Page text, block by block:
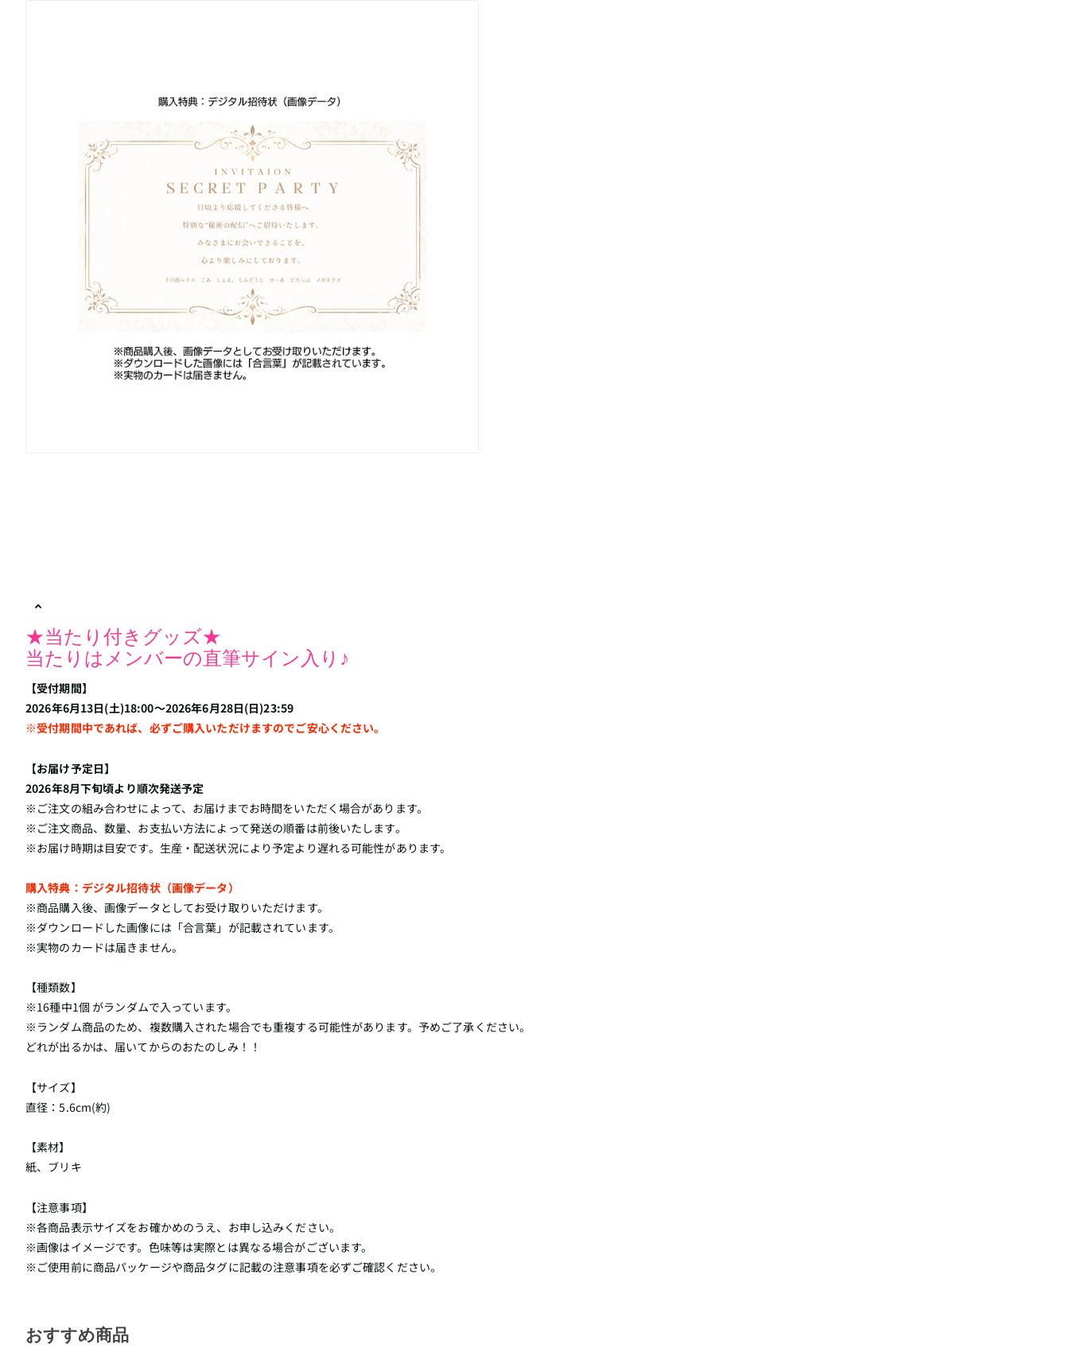
★当たり付きグッズ★
当たりはメンバーの直筆サイン入り♪
【受付期間】
2026年6月13日(土)18:00～2026年6月28日(日)23:59
※受付期間中であれば、必ずご購入いただけますのでご安心ください。
【お届け予定日】
2026年8月下旬頃より順次発送予定
※ご注文の組み合わせによって、お届けまでお時間をいただく場合があります。
※ご注文商品、数量、お支払い方法によって発送の順番は前後いたします。
※お届け時期は目安です。生産・配送状況により予定より遅れる可能性があります。
購入特典：デジタル招待状（画像データ）
※商品購入後、画像データとしてお受け取りいただけます。
※ダウンロードした画像には「合言葉」が記載されています。
※実物のカードは届きません。
【種類数】
※16種中1個 がランダムで入っています。
※ランダム商品のため、複数購入された場合でも重複する可能性があります。予めご了承ください。
どれが出るかは、届いてからのおたのしみ！！
【サイズ】
直径：5.6cm(約)
【素材】
紙、ブリキ
【注意事項】
※各商品表示サイズをお確かめのうえ、お申し込みください。
※画像はイメージです。色味等は実際とは異なる場合がございます。
※ご使用前に商品パッケージや商品タグに記載の注意事項を必ずご確認ください。
おすすめ商品